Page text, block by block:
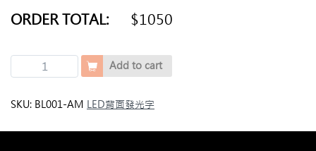
ORDER TOTAL:
$1050
邊
底
屬
Add to cart
SKU: BL001-AM LED背面發光字